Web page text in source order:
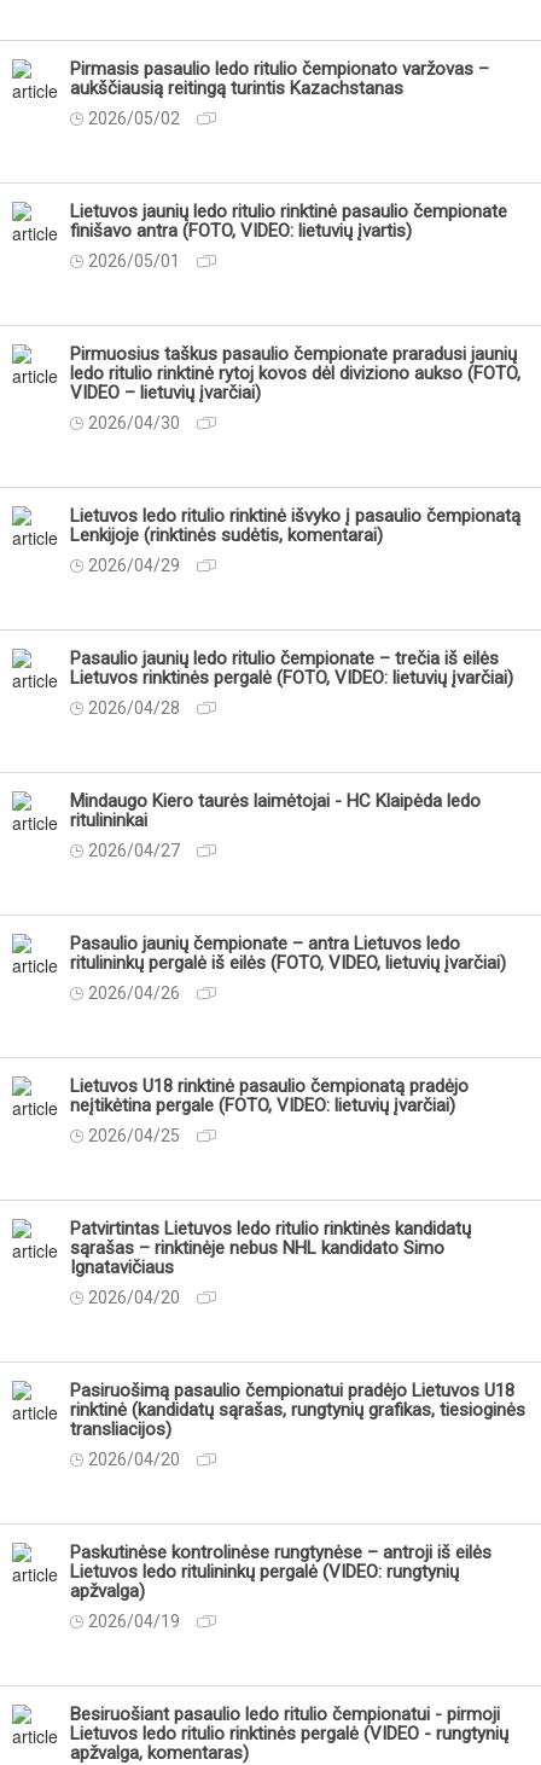
Pirmasis pasaulio ledo ritulio čempionato varžovas –
aukščiausią reitingą turintis Kazachstanas
2026/05/02
Lietuvos jaunių ledo ritulio rinktinė pasaulio čempionate
finišavo antra (FOTO, VIDEO: lietuvių įvartis)
2026/05/01
Pirmuosius taškus pasaulio čempionate praradusi jaunių
ledo ritulio rinktinė rytoj kovos dėl diviziono aukso (FOTO,
VIDEO – lietuvių įvarčiai)
2026/04/30
Lietuvos ledo ritulio rinktinė išvyko į pasaulio čempionatą
Lenkijoje (rinktinės sudėtis, komentarai)
2026/04/29
Pasaulio jaunių ledo ritulio čempionate – trečia iš eilės
Lietuvos rinktinės pergalė (FOTO, VIDEO: lietuvių įvarčiai)
2026/04/28
Mindaugo Kiero taurės laimėtojai - HC Klaipėda ledo
ritulininkai
2026/04/27
Pasaulio jaunių čempionate – antra Lietuvos ledo
ritulininkų pergalė iš eilės (FOTO, VIDEO, lietuvių įvarčiai)
2026/04/26
Lietuvos U18 rinktinė pasaulio čempionatą pradėjo
neįtikėtina pergale (FOTO, VIDEO: lietuvių įvarčiai)
2026/04/25
Patvirtintas Lietuvos ledo ritulio rinktinės kandidatų
sąrašas – rinktinėje nebus NHL kandidato Simo
Ignatavičiaus
2026/04/20
Pasiruošimą pasaulio čempionatui pradėjo Lietuvos U18
rinktinė (kandidatų sąrašas, rungtynių grafikas, tiesioginės
transliacijos)
2026/04/20
Paskutinėse kontrolinėse rungtynėse – antroji iš eilės
Lietuvos ledo ritulininkų pergalė (VIDEO: rungtynių
apžvalga)
2026/04/19
Besiruošiant pasaulio ledo ritulio čempionatui - pirmoji
Lietuvos ledo ritulio rinktinės pergalė (VIDEO - rungtynių
apžvalga, komentaras)